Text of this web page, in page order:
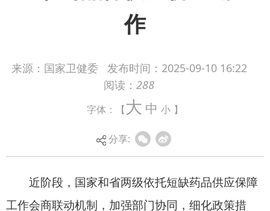
作
来源：国家卫健委 发布时间： 2025-09-10 16:22
阅读： 288
字体：【大 中 小 】
分享:
近阶段，国家和省两级依托短缺药品供应保障
工作会商联动机制，加强部门协同，细化政策措
施，优化监测预警，提升分级应对处置质效，统筹
做好短缺药品保供稳价各项工作。
卫生健康委员会强化会商联动机制，持续开展短缺
药品监测预警和定期通报。国家药监局药审中心加